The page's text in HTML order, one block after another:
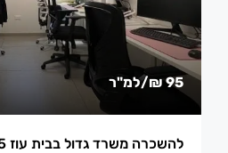
95 ₪ /למ"ר
להשכרה משרד גדול בבית עוז 445 מ”ר